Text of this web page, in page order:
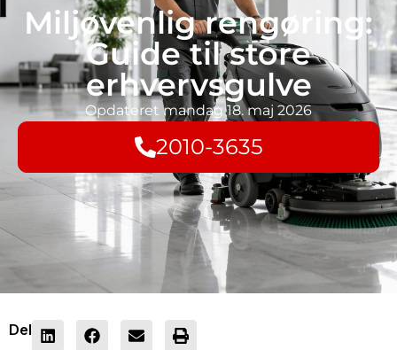
Miljøvenlig rengøring:
Guide til store
erhvervsgulve
Opdateret mandag 18. maj 2026
2010-3635
Del